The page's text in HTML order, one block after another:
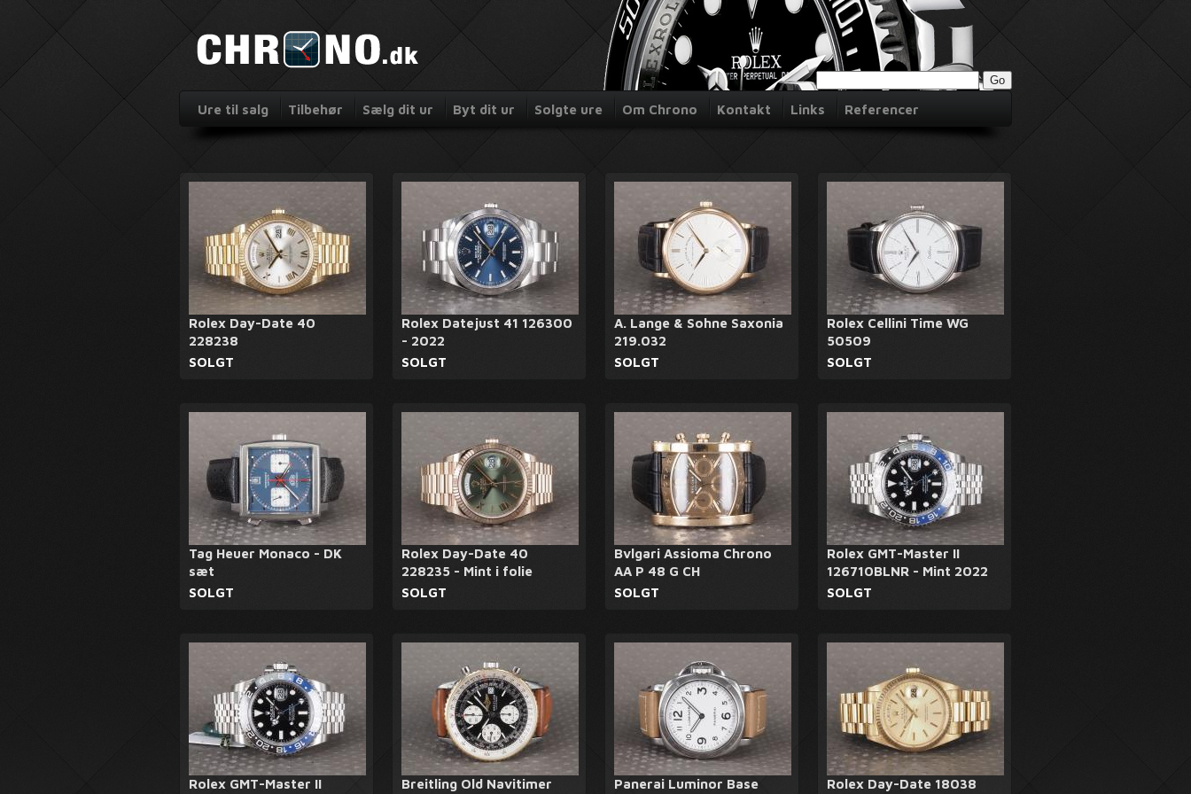
Ure til salg Tilbehør Sælg dit ur Byt dit ur Solgte ure Om Chrono Kontakt Links Referencer
Rolex Day-Date 40
228238
SOLGT
Rolex Datejust 41 126300
- 2022
SOLGT
A. Lange & Sohne Saxonia
219.032
SOLGT
Rolex Cellini Time WG
50509
SOLGT
Tag Heuer Monaco - DK
sæt
SOLGT
Rolex Day-Date 40
228235 - Mint i folie
SOLGT
Bvlgari Assioma Chrono
AA P 48 G CH
SOLGT
Rolex GMT-Master II
126710BLNR - Mint 2022
SOLGT
Rolex GMT-Master II Breitling Old Navitimer Panerai Luminor Base Rolex Day-Date 18038